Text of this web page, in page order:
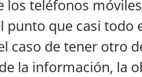
los teléfonos
punto que casi todo
caso de tener otro
la información, la